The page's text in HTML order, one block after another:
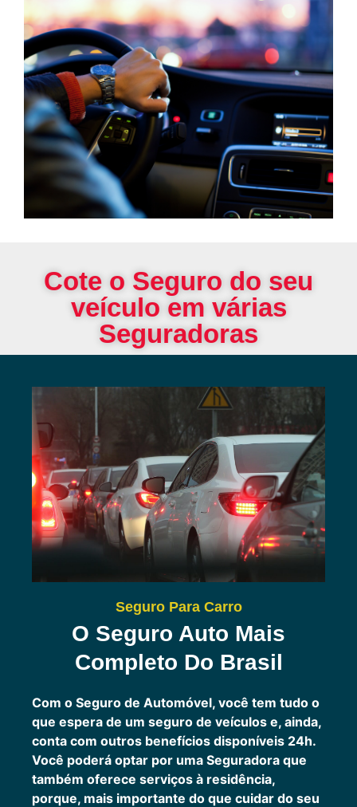
Cote o Seguro do seu
veículo em várias
Seguradoras
Seguro Para Carro
O Seguro Auto Mais
Completo Do Brasil
Com o Seguro de Automóvel, você tem tudo o
que espera de um seguro de veículos e, ainda,
conta com outros benefícios disponíveis 24h.
Você poderá optar por uma Seguradora que
também oferece serviços à residência,
porque, mais importante do que cuidar do seu